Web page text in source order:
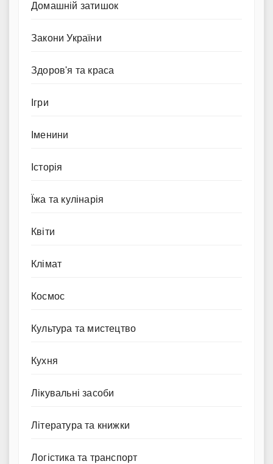
Домашній затишок
Закони України
Здоров'я та краса
Ігри
Іменини
Історія
Їжа та кулінарія
Квіти
Клімат
Космос
Культура та мистецтво
Кухня
Лікувальні засоби
Література та книжки
Логістика та транспорт